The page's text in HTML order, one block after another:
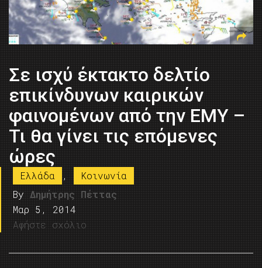
Σε ισχύ έκτακτο δελτίο
επικίνδυνων καιρικών
φαινομένων από την ΕΜΥ –
Τι θα γίνει τις επόμενες
ώρες
Ελλάδα ,
Κοινωνία
By Δημήτρης Πέττας
Μαρ 5, 2014
Αφήστε σχόλιο